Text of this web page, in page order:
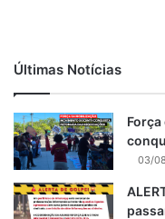
Últimas Notícias
03/